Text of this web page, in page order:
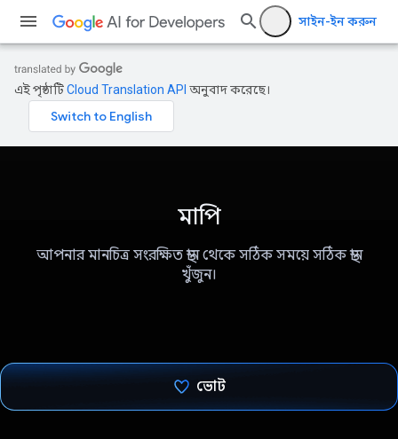
সাইন-ইন করুন
এই পৃষ্ঠাটিCloud Translation API অনুবাদ করেছে।
মাপি
আপনার মানচিত্র সংরক্ষিত স্থান থেকে সঠিক সময়ে সঠিক স্থান
খুঁজুন।
ভোট